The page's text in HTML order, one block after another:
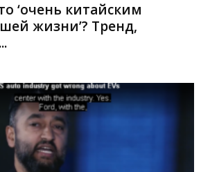
‘очень китайским
жизни’? Тренд,